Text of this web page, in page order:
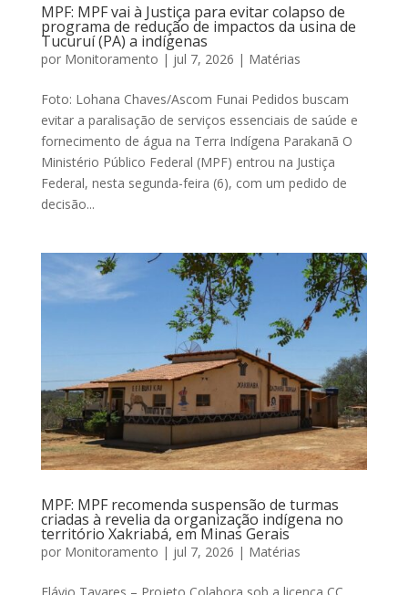
MPF: MPF vai à Justiça para evitar colapso de
programa de redução de impactos da usina de
Tucuruí (PA) a indígenas
por Monitoramento | jul 7, 2026 | Matérias
Foto: Lohana Chaves/Ascom Funai Pedidos buscam
evitar a paralisação de serviços essenciais de saúde e
fornecimento de água na Terra Indígena Parakanã O
Ministério Público Federal (MPF) entrou na Justiça
Federal, nesta segunda-feira (6), com um pedido de
decisão...
MPF: MPF recomenda suspensão de turmas
criadas à revelia da organização indígena no
território Xakriabá, em Minas Gerais
por Monitoramento | jul 7, 2026 | Matérias